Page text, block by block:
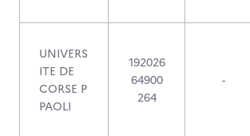
UNIVERS
ITE DE
CORSE P
PAOLI
192026
64900
264
-